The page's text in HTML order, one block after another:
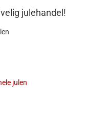
julehandel!
julen